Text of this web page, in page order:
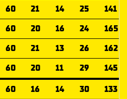
60 21 14 25
141
60 20 16 24
165
60 21 13 26
162
60 20 11 29
145
60 16 14 30
133